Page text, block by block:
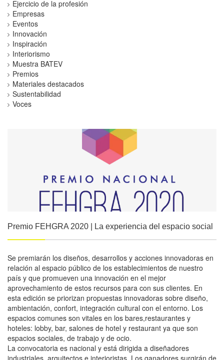
Ejercicio de la profesión
Empresas
Eventos
Innovación
Inspiración
Interiorismo
Muestra BATEV
Premios
Materiales destacados
Sustentabilidad
Voces
Premio FEHGRA 2020 | La experiencia del espacio social
Se premiarán los diseños, desarrollos y acciones innovadoras en
relación al espacio público de los establecimientos de nuestro
país y que promueven una innovación en el mejor
aprovechamiento de estos recursos para con sus clientes. En
esta edición se priorizan propuestas innovadoras sobre diseño,
ambientación, confort, integración cultural con el entorno. Los
espacios comunes son vitales en los bares,restaurantes y
hoteles: lobby, bar, salones de hotel y restaurant ya que son
espacios sociales, de trabajo y de ocio.
La convocatoria es nacional y está dirigida a diseñadores